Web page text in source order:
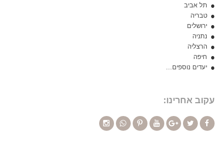
תל אביב
טבריה
ירושלים
נתניה
הרצליה
חיפה
יעדים נוספים…
עקוב אחרינו: